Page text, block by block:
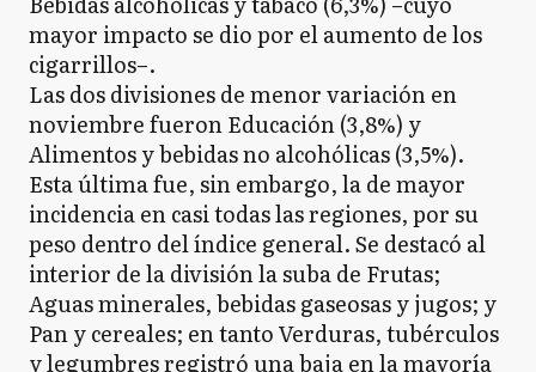
mayor impacto se dio por el aumento de los
cigarrillos–.
Las dos divisiones de menor variación en
noviembre fueron Educación (3,8%) y
Alimentos y bebidas no alcohólicas (3,5%).
Esta última fue, sin embargo, la de mayor
incidencia en casi todas las regiones, por su
peso dentro del índice general. Se destacó al
interior de la división la suba de Frutas;
Aguas minerales, bebidas gaseosas y jugos; y
Pan y cereales; en tanto Verduras, tubérculos
y legumbres registró una baja en la mayoría